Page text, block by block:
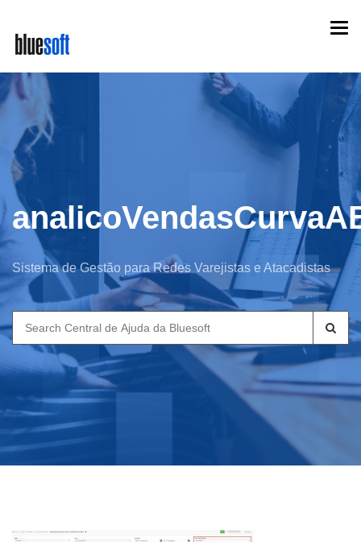
main
content
Sistema de Gestão para Redes Varejistas e Atacadistas
Search
for: